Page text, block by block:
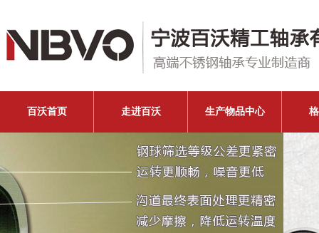
百沃首页 走进百沃 生产物品中心